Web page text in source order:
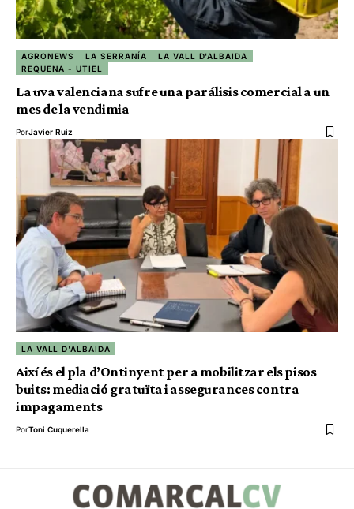
AGRONEWS LA SERRANÍA
LA VALL D'ALBAIDA
REQUENA - UTIEL
La uva valenciana sufre una parálisis comercial a un
mes de la vendimia
PorJavier Ruiz
LA VALL D'ALBAIDA
Així és el pla d’Ontinyent per a mobilitzar els pisos
buits: mediació gratuïta i assegurances contra
impagaments
PorToni Cuquerella